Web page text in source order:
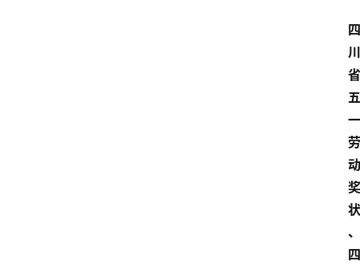
四
川
省
五
一
劳
动
奖
状
、
四